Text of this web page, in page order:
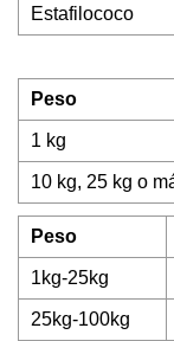
Estafilococo
Peso
1 kg
10 kg, 25 kg o
Peso
1kg-25kg
25kg-100kg